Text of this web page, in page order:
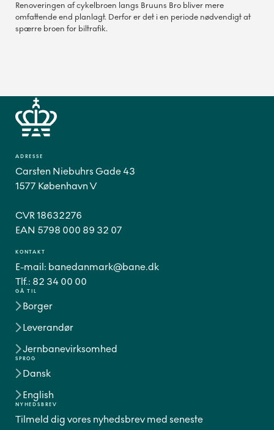
Renoveringen af cykelbroen langs Bruuns Bro bliver mere
omfattende end planlagt. Derfor er det i en periode nødvendigt at
spærre broen for biltrafik.
GÅ TIL
Borger
Leverandør
Jernbanevirksomhed
SPROG
Dansk
English
ADRESSE
Carsten Niebuhrs Gade 43
1577 København V
CVR 18632276
EAN 5798 000 89 32 07
KONTAKT
E-mail: banedanmark@bane.dk
Tlf.: 82 34 00 00
NYHEDSBREV
Tilmeld dig vores nyhedsbrev med seneste